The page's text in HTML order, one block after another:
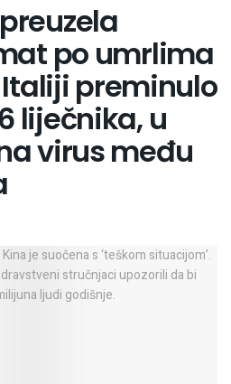
po umrlima
Italiji preminulo
liječnika, u
virus među